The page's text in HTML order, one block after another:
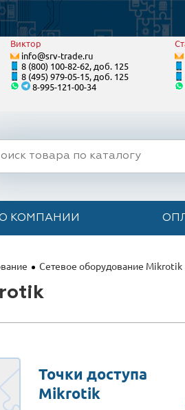
Виктор
info@srv-trade.ru
8 (800) 100-82-62, доб. 125
8 (495) 979-05-15, доб. 125
8-995-121-00-34
КОМПАНИИ
Сетевое оборудование Mikrotik
Точки доступа
Mikrotik